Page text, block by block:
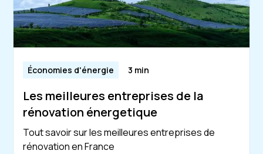
Économies d'énergie 3 min
Les meilleures entreprises de la
rénovation énergetique
Tout savoir sur les meilleures entreprises de
rénovation en France